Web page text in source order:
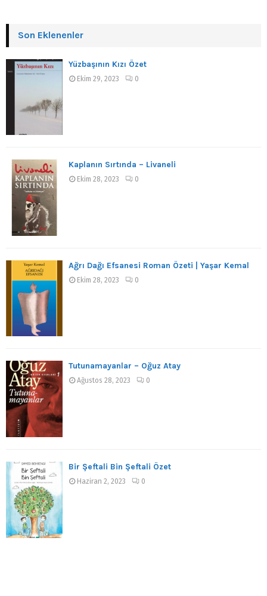
Son Eklenenler
Yüzbaşının Kızı Özet
Ekim 29, 2023 0
Kaplanın Sırtında – Livaneli
Ekim 28, 2023 0
Ağrı Dağı Efsanesi Roman Özeti | Yaşar Kemal
Ekim 28, 2023 0
Tutunamayanlar – Oğuz Atay
Ağustos 28, 2023 0
Bir Şeftali Bin Şeftali Özet
Haziran 2, 2023 0